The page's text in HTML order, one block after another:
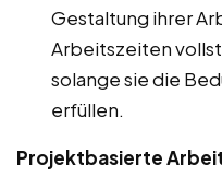
Gestaltung ihrer
Arbeitszeiten
solange sie die
erfüllen.
Projektbasierte